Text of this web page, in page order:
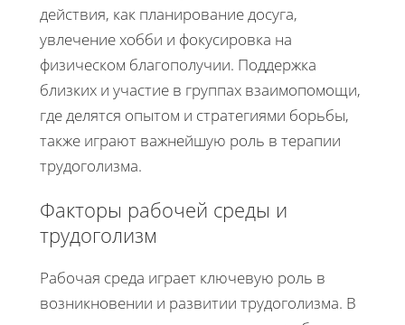
действия, как планирование досуга,
увлечение хобби и фокусировка на
физическом благополучии. Поддержка
близких и участие в группах взаимопомощи,
где делятся опытом и стратегиями борьбы,
также играют важнейшую роль в терапии
трудоголизма.
Факторы рабочей среды и
трудоголизм
Рабочая среда играет ключевую роль в
возникновении и развитии трудоголизма. В